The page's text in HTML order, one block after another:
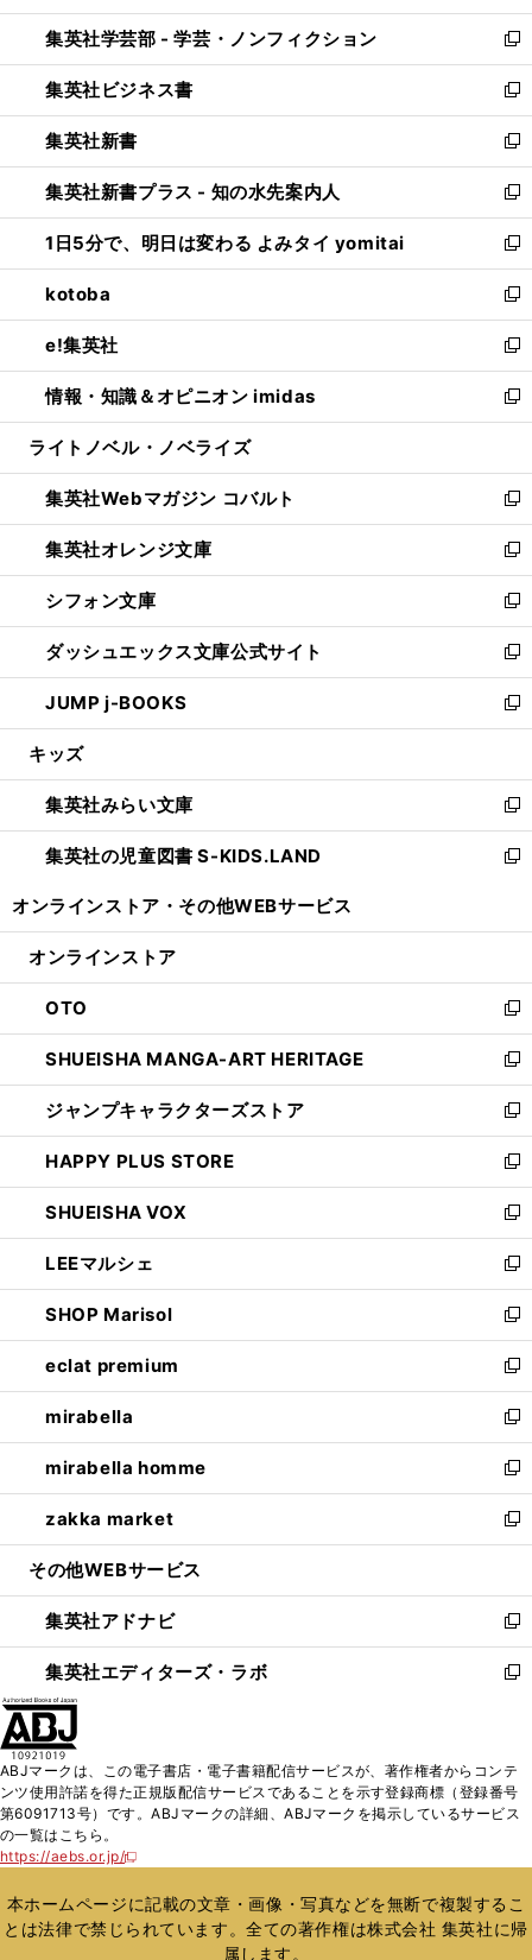
開
く
ウ
で
開
く
ン
ド
ウ
で
開
く
ウ
ィ
ン
ド
ウ
で
開
く
集英社学芸部 - 学芸・ノンフィクション
新
し
い
ウ
ィ
ン
ド
ウ
で
開
く
集英社ビジネス書
新
し
い
ウ
ィ
ン
ド
ウ
で
開
く
集英社新書
新
し
い
ウ
ィ
ン
ド
ウ
で
開
く
集英社新書プラス - 知の水先案内人
新
し
い
ウ
ィ
ン
ド
ウ
で
開
1日5分で、明日は変わる よみタイ yomitai
新
し
い
ウ
ィ
ン
ド
ウ
開
く
kotoba
新
し
い
ウ
ィ
ン
ウ
で
開
く
e!集英社
新
し
い
ウ
ン
ド
ウ
で
開
く
情報・知識＆オピニオン imidas
新
し
ウ
ィ
ン
ド
ウ
で
開
く
ライトノベル・ノベライズ
集英社Webマガジン コバルト
新
し
い
ウ
ィ
ン
ド
ウ
で
開
集英社オレンジ文庫
新
し
い
ウ
ィ
ン
ド
ウ
開
く
シフォン文庫
新
し
い
ウ
ィ
ン
ウ
で
開
く
ダッシュエックス文庫公式サイト
新
し
い
ウ
ン
ド
ウ
で
JUMP j-BOOKS
新
し
ウ
ィ
ン
ド
開
キッズ
集英社みらい文庫
新
し
い
ン
ウ
で
開
く
集英社の児童図書 S-KIDS.LAND
新
ウ
ン
ド
ウ
で
開
く
オンラインストア・ その他WEBサービス
オンラインストア
OTO
新
し
い
ウ
ィ
ン
ド
ウ
で
開
く
SHUEISHA MANGA-ART HERITAGE
新
し
い
ウ
ィ
ン
ド
ウ
で
開
く
ジャンプキャラクターズストア
新
し
い
ウ
ィ
ン
ド
ウ
で
開
く
HAPPY PLUS STORE
新
し
い
ウ
ィ
ン
ド
ウ
で
開
く
SHUEISHA VOX
新
し
い
ウ
ィ
ン
ド
ウ
で
開
く
LEEマルシェ
新
し
い
ウ
ィ
ン
ド
ウ
で
開
く
SHOP Marisol
新
し
い
ウ
ィ
ン
ド
ウ
で
開
eclat premium
新
し
い
ウ
ィ
ン
ド
ウ
開
く
mirabella
新
し
い
ウ
ィ
ン
ウ
で
開
く
mirabella homme
新
し
い
ウ
ン
ド
ウ
で
zakka market
新
し
ウ
ィ
ン
ド
く
その他WEBサービス
集英社アドナビ
新
し
い
ド
ウ
で
集英社エディターズ・ラボ
新
ィ
ン
ド
開
く
ABJマークは、この電子書店・電子書籍配信サービスが、著作権者からコンテ
ンツ使用許諾を得た正規版配信サービスであることを示す登録商標（登録番号
第6091713号）です。ABJマークの詳細、ABJマークを掲示しているサービス
の一覧はこちら。
https://aebs.or.jp/
新
い
ウ
ィ
本ホームページに記載の文章・画像・写真などを無断で複製するこ
とは法律で禁じられています。全ての著作権は株式会社 集英社に帰
属します。